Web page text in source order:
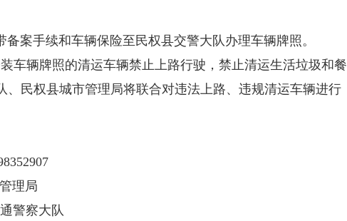
手续和车辆保险至民权县交警大队办理车辆牌照。
辆牌照的清运车辆禁止上路行驶，禁止清运生活垃圾和餐
、民权县城市管理局将联合对违法上路、违规清运车辆进行
局
察大队